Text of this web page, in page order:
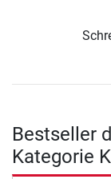
Bestseller
Kategorie